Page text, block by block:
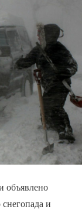
объявлено
и